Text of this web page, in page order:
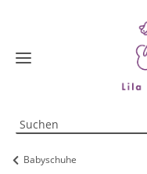
Babyschuhe